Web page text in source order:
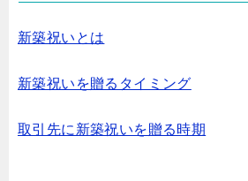
新築祝いとは
新築祝いを贈るタイミング
取引先に新築祝いを贈る時期